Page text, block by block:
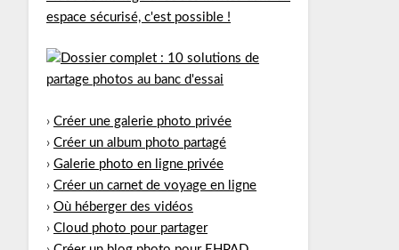
› Créer une galerie photo privée
› Créer un album photo partagé
› Galerie photo en ligne privée
› Créer un carnet de voyage en ligne
› Où héberger des vidéos
› Cloud photo pour partager